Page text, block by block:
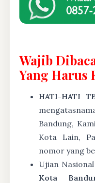
Wajib
Yang Harus
HATI-HATI
Bandung,
Kota Lain,
nomor yang
Ujian Nasional
Kota